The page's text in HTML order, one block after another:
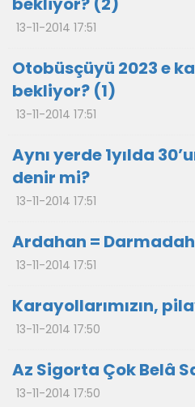
13-11-2014 17:51
Otobüsçüyü 2023 e
bekliyor? (1)
13-11-2014 17:51
Aynı yerde 1yılda
denir mi?
13-11-2014 17:51
Ardahan =
13-11-2014 17:51
Karayollarımızın,
13-11-2014 17:50
Az Sigorta Çok Belâ
13-11-2014 17:50